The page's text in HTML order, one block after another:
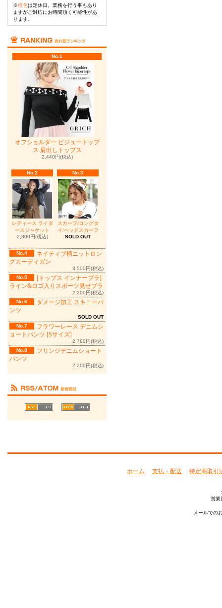
※橙色は定休日。業務を行う事もあり
ますがご対応にお時間頂く可能性があ
ります。
No.1
オフショルダー ビジュートップ
ス 肩出しトップス
2,440円(税込)
No.2
レディース ライダ
ースジャケット
2,800円(税込)
No.3
スカーフ/ロングタ
イ/ヘッドスカーフ
SOLD OUT
No.4
ネイティブ柄ニットロン
グカーディガン
3,500円(税込)
No.5
[トップス インナーブラ]
ライン&ロゴ入りスポーツ見せブラ
2,200円(税込)
No.6
ダメージ加工 スキニーパ
ンツ
SOLD OUT
No.7
フラワーレース デニムシ
ョートパンツ [Sサイズ]
2,780円(税込)
No.8
フリンジデニムショート
パンツ
2,200円(税込)
ホーム 支払・配送 特定商取引
営業
メールでの